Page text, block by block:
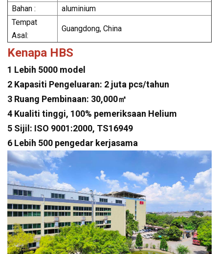
Bahan :
aluminium
Tempat
Asal:
Guangdong, China
Kenapa HBS
1 Lebih 5000 model
2 Kapasiti Pengeluaran: 2 juta pcs/tahun
3 Ruang Pembinaan: 30,000㎡
4 Kualiti tinggi, 100% pemeriksaan Helium
5 Sijil: ISO 9001:2000, TS16949
6 Lebih 500 pengedar kerjasama